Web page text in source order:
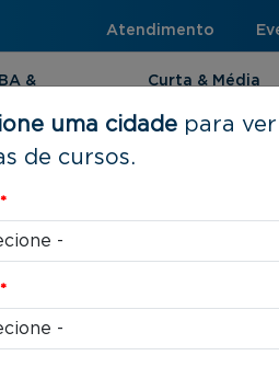
Atendimento
&
Curta & Média
uma cidade para
de cursos.
*
*